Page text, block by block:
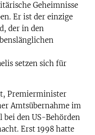
Geheimnisse
Er ist der einzige
der in den
setzen sich für
Premierminister
Amtsübernahme im
den US-Behörden
Erst 1998 hatte